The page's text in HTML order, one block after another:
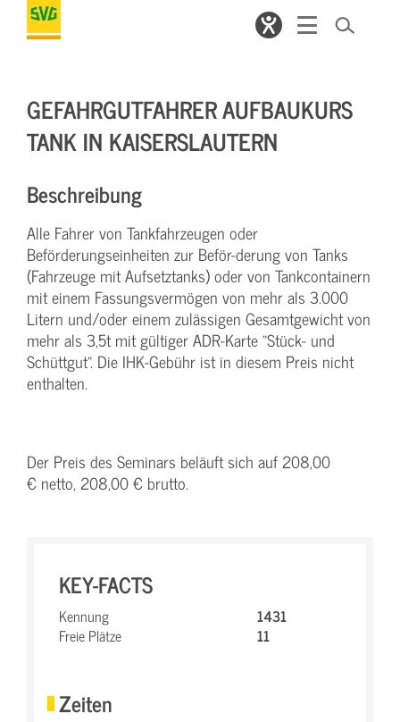
GEFAHRGUTFAHRER AUFBAUKURS
TANK IN KAISERSLAUTERN
Beschreibung
Alle Fahrer von Tankfahrzeugen oder
Beförderungseinheiten zur Beför-derung von Tanks
(Fahrzeuge mit Aufsetztanks) oder von Tankcontainern
mit einem Fassungsvermögen von mehr als 3.000
Litern und/oder einem zulässigen Gesamtgewicht von
mehr als 3,5t mit gültiger ADR-Karte "Stück- und
Schüttgut". Die IHK-Gebühr ist in diesem Preis nicht
enthalten.
Der Preis des Seminars beläuft sich auf 208,00
€ netto, 208,00 € brutto.
KEY-FACTS
Kennung
1431
Freie Plätze
11
Zeiten